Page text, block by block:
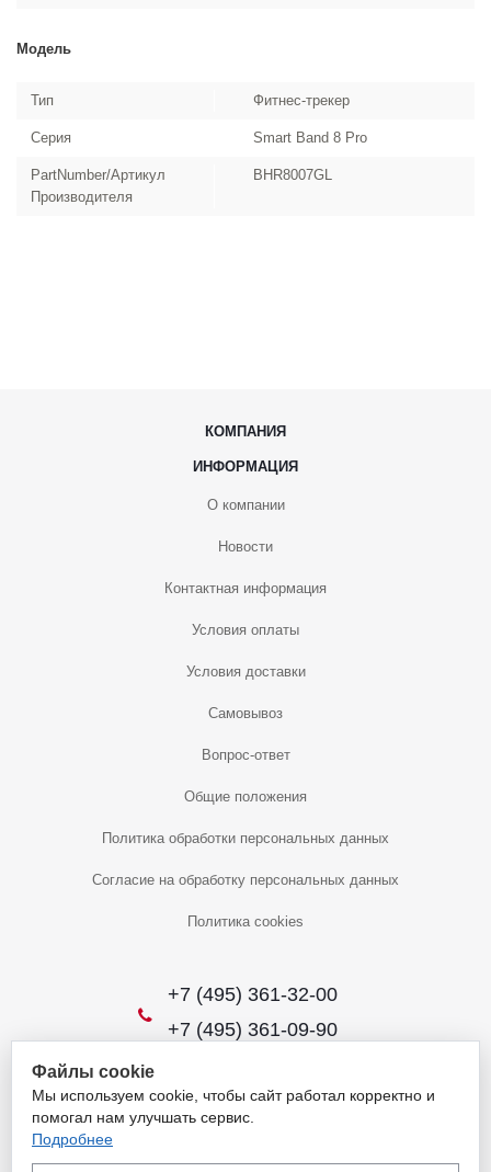
Модель
Тип Фитнес-трекер
Серия Smart Band 8 Pro
PartNumber/Артикул
Производителя
BHR8007GL
КОМПАНИЯ
ИНФОРМАЦИЯ
О компании
Новости
Контактная информация
Условия оплаты
Условия доставки
Самовывоз
Вопрос-ответ
Общие положения
Политика обработки персональных данных
Согласие на обработку персональных данных
Политика cookies
+7 (495) 361-32-00
+7 (495) 361-09-90
2026 © Уникальный интернет-магазин
Обращаем ваше внимание на то, что данный интернет-сайт носит
Файлы cookie
Мы используем cookie, чтобы сайт работал корректно и
помогал нам улучшать сервис.
Подробнее